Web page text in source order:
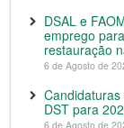
DSAL e
emprego
restauração
6 de Agosto de
DST para
6 de Agosto de